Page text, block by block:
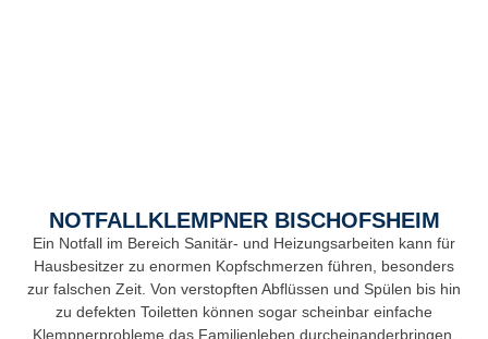
NOTFALLKLEMPNER BISCHOFSHEIM
Ein Notfall im Bereich Sanitär- und Heizungsarbeiten kann für
Hausbesitzer zu enormen Kopfschmerzen führen, besonders
zur falschen Zeit. Von verstopften Abflüssen und Spülen bis hin
zu defekten Toiletten können sogar scheinbar einfache
Klempnerprobleme das Familienleben durcheinanderbringen.